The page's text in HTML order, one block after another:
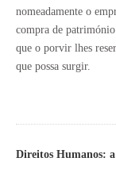
nomeadamente o
compra de
que o porvir lhes
que possa surgir.
Direitos Humanos: